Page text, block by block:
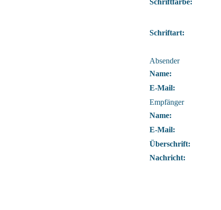
Schriftfarbe:
Schriftart:
Absender
Name:
E-Mail:
Empfänger
Name:
E-Mail:
Überschrift:
Nachricht: